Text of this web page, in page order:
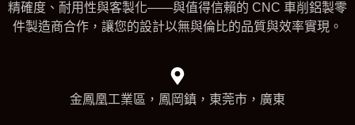
精確度、耐用性與客製化——與值得信賴的 CNC 車削鋁製零
件製造商合作，讓您的設計以無與倫比的品質與效率實現。
金鳳凰工業區，鳳岡鎮，東莞市，廣東